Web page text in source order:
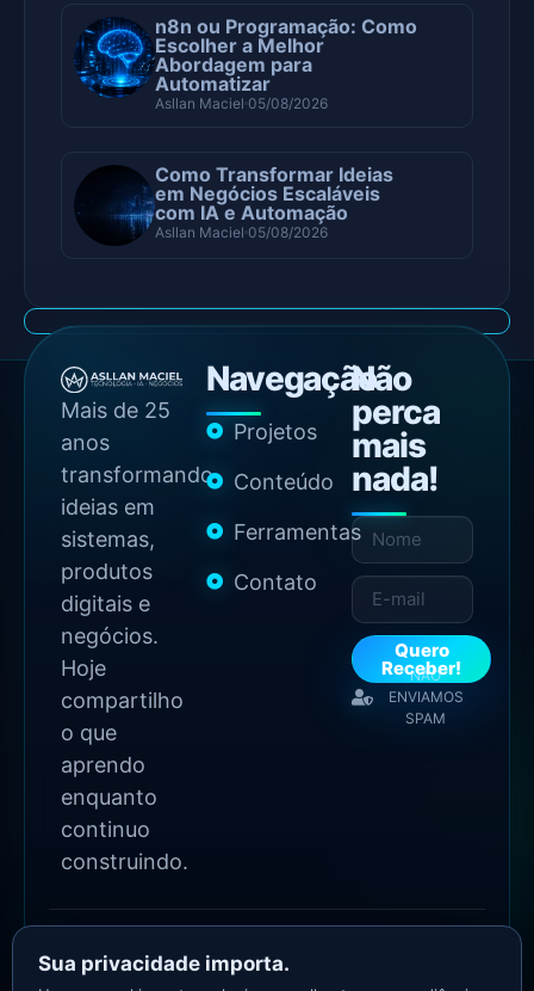
n8n ou Programação: Como
Escolher a Melhor
Abordagem para
Automatizar
Asllan Maciel 05/08/2026
Como Transformar Ideias
em Negócios Escaláveis
com IA e Automação
Asllan Maciel 05/08/2026
Mais de 25
anos
transformando
ideias em
sistemas,
produtos
digitais e
negócios.
Hoje
compartilho
o que
aprendo
enquanto
continuo
construindo.
Navegação
Projetos
Conteúdo
Ferramentas
Contato
Não
perca
mais
nada!
Quero
Receber!
NÃO
ENVIAMOS
SPAM
2026 Copyright - Todos
os direitos reservados
Asllan Maciel - Growth
Sua privacidade importa.